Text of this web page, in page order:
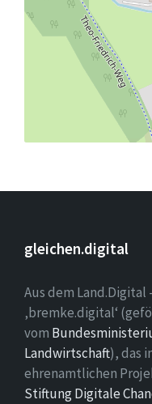
gleichen.digital
Aus dem
‚bremke.digital‘
vom
Landwirtschaft), das
ehrenamtlichen
Stiftung Digitale